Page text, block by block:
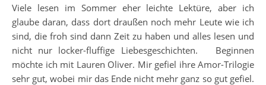
Viele lesen im Sommer eher leichte Lektüre, aber ich
glaube daran, dass dort draußen noch mehr Leute wie ich
sind, die froh sind dann Zeit zu haben und alles lesen und
nicht nur locker-fluffige Liebesgeschichten. Beginnen
möchte ich mit Lauren Oliver. Mir gefiel ihre Amor-Trilogie
sehr gut, wobei mir das Ende nicht mehr ganz so gut gefiel.